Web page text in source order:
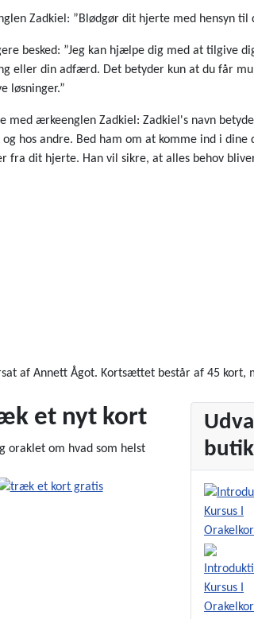
Zadkiel: ”Blødgør dit hjerte med hensyn til
besked: ”Jeg kan hjælpe dig med at tilgive
eller din adfærd. Det betyder kun at du får
løsninger.”
med ærkeenglen Zadkiel: Zadkiel's navn
og hos andre. Bed ham om at komme ind i
fra dit hjerte. Han vil sikre, at alles behov
af Annett Ågot. Kortsættet består af 45
et nyt kort
oraklet om hvad som helst
Kursus I